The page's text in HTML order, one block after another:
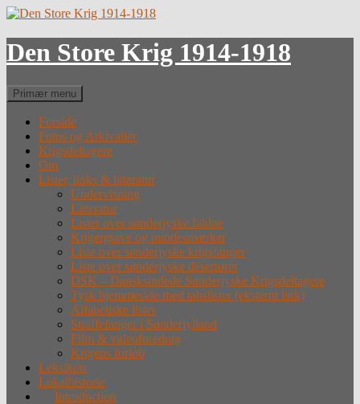
Hop
indhold
Den Store Krig 1914-1918
Søg
Primær menu
Forside
Fotos og Arkivalier
Krigsdeltagere
Om
Lister, links & litteratur
Undervisning
Litteratur
Lister over sønderjyske faldne
Krigergrave og mindesmærker
Liste over sønderjyske krigsfanger
Liste over sønderjyske desertører
DSK – Dansksindede Sønderjyske Krigsdeltagere
Tysk hjemmeside med tabslister (eksternt link)
Alfabetiske lister
Straffefanger i Sønderjylland
Film & videoforedrag
Krigens forløb
Leksikon
Lokalhistorie
Introduction